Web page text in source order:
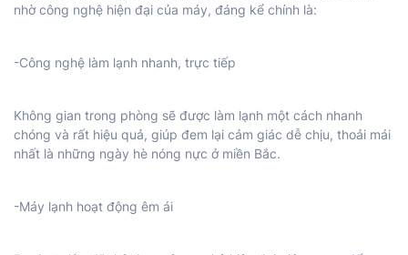
nhờ công nghệ hiện đại của máy, đáng kể chính là:
-Công nghệ làm lạnh nhanh, trực tiếp
Không gian trong phòng sẽ được làm lạnh một cách nhanh
chóng và rất hiệu quả, giúp đem lại cảm giác dễ chịu, thoải mái
nhất là những ngày hè nóng nực ở miền Bắc.
-Máy lạnh hoạt động êm ái